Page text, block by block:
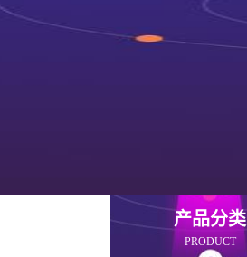
产品分类
PRODUCT